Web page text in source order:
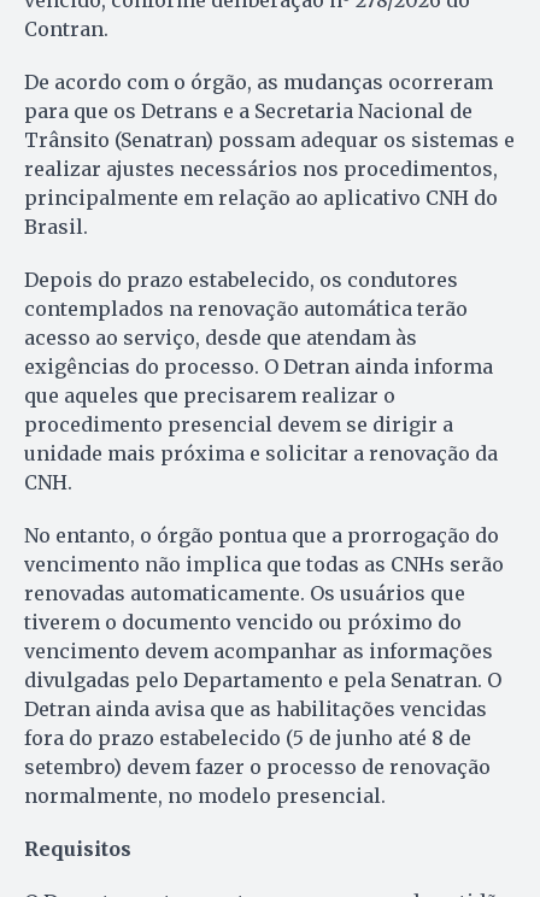
Contran.
De acordo com o órgão, as mudanças ocorreram
para que os Detrans e a Secretaria Nacional de
Trânsito (Senatran) possam adequar os sistemas e
realizar ajustes necessários nos procedimentos,
principalmente em relação ao aplicativo CNH do
Brasil.
Depois do prazo estabelecido, os condutores
contemplados na renovação automática terão
acesso ao serviço, desde que atendam às
exigências do processo. O Detran ainda informa
que aqueles que precisarem realizar o
procedimento presencial devem se dirigir a
unidade mais próxima e solicitar a renovação da
CNH.
No entanto, o órgão pontua que a prorrogação do
vencimento não implica que todas as CNHs serão
renovadas automaticamente. Os usuários que
tiverem o documento vencido ou próximo do
vencimento devem acompanhar as informações
divulgadas pelo Departamento e pela Senatran. O
Detran ainda avisa que as habilitações vencidas
fora do prazo estabelecido (5 de junho até 8 de
setembro) devem fazer o processo de renovação
normalmente, no modelo presencial.
Requisitos